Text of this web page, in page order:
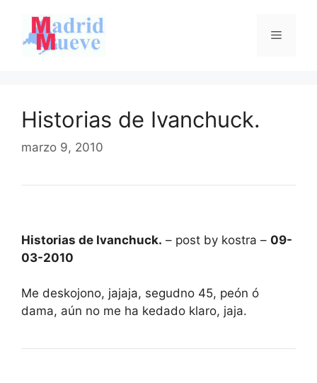
contenido
Menú
Historias de Ivanchuck.
marzo 9, 2010
Historias de Ivanchuck. – post by kostra – 09-
03-2010
Me deskojono, jajaja, segudno 45, peón ó
dama, aún no me ha kedado klaro, jaja.